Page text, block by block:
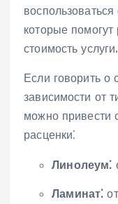
которые помогут
стоимость услуги.
Если говорить о
зависимости от
можно
расценки⁚
Линолеум⁚
Ламинат⁚